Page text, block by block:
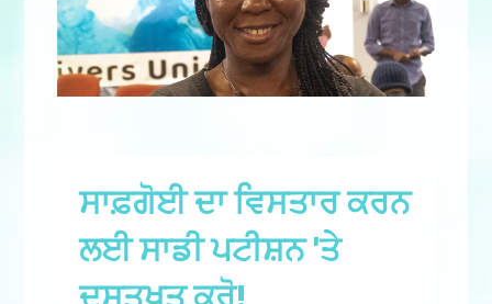
ਸਾਫ਼ਗੋਈ ਦਾ ਵਿਸਤਾਰ ਕਰਨ
ਲਈ ਸਾਡੀ ਪਟੀਸ਼ਨ 'ਤੇ